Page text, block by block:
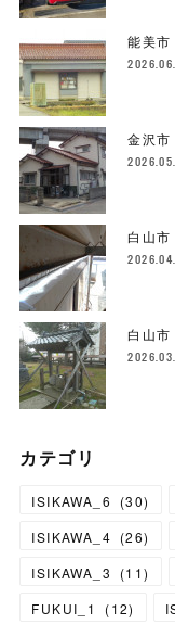
能美
金沢
白山
白山
カテゴリ
ISIKAWA_6 (30)
ISIKAWA_4 (26)
ISIKAWA_3
(11)
FUKUI_1
(12)